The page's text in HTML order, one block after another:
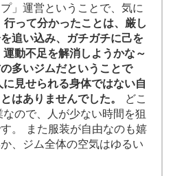
」運営ということで、気に
行って分かったことは、厳し
追い込み、ガチガチに己を
動不足を解消しようかな～
多いジムだということで
見せられる身体ではない自
はありませんでした。
どこ
ので、人が少ない時間を狙
。 また服装が自由なのも嬉
、ジム全体の空気はゆるい